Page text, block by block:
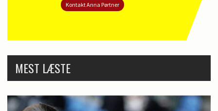
Kontakt Anna Pørtner
MEST LÆSTE